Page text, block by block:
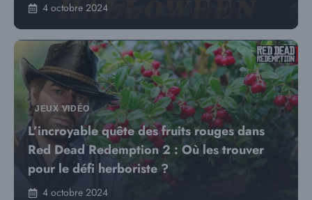
4 octobre 2024
JEUX VIDÉO
L’incroyable quête des fruits rouges dans
Red Dead Redemption 2 : Où les trouver
pour le défi herboriste ?
4 octobre 2024